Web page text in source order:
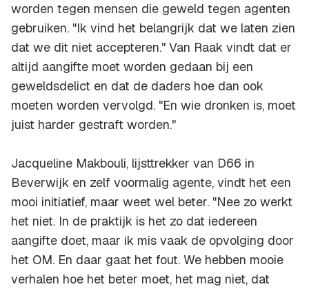
worden tegen mensen die geweld tegen agenten
gebruiken. "Ik vind het belangrijk dat we laten zien
dat we dit niet accepteren." Van Raak vindt dat er
altijd aangifte moet worden gedaan bij een
geweldsdelict en dat de daders hoe dan ook
moeten worden vervolgd. "En wie dronken is, moet
juist harder gestraft worden."
Jacqueline Makbouli, lijsttrekker van D66 in
Beverwijk en zelf voormalig agente, vindt het een
mooi initiatief, maar weet wel beter. "Nee zo werkt
het niet. In de praktijk is het zo dat iedereen
aangifte doet, maar ik mis vaak de opvolging door
het OM. En daar gaat het fout. We hebben mooie
verhalen hoe het beter moet, het mag niet, dat